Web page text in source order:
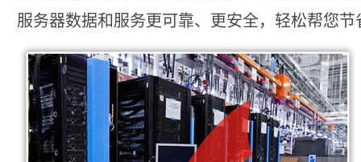
服务器数据和服务更可靠、更安全，轻松帮您节